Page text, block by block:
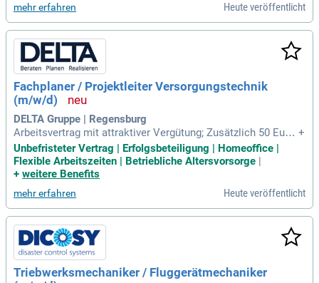
mehr erfahren Heute veröffentlicht
Fachplaner / Projektleiter Versorgungstechnik
(m/w/d)
DELTA Gruppe | Regensburg
Arbeitsvertrag mit attraktiver Vergütung; Zusätzlich 50 Euro
netto Shopping-Bonus pro Monat; Bis zu 50% Homeoffice, fl
exible Arbeitszeiten, Teilzeitmodelle; Betriebliche Altersvors
orge und vergünstigte Versicherungen; Übernahme von Umz
+
Unbefristeter Vertrag | Erfolgsbeteiligung | Homeoffice |
Flexible Arbeitszeiten | Betriebliche Altersvorsorge |
+ weitere Benefits
mehr erfahren Heute veröffentlicht
Triebwerksmechaniker / Fluggerätmechaniker